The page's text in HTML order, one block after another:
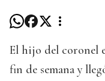
El hijo del coronel
fin de semana y